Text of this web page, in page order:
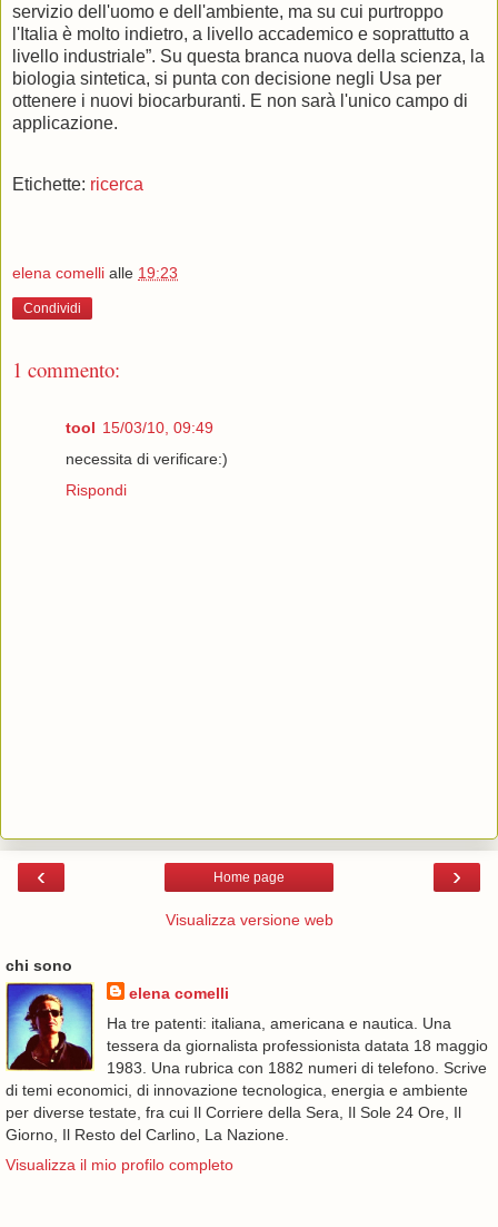
servizio dell'uomo e dell'ambiente, ma su cui purtroppo
l'Italia è molto indietro, a livello accademico e soprattutto a
livello industriale”. Su questa branca nuova della scienza, la
biologia sintetica, si punta con decisione negli Usa per
ottenere i nuovi biocarburanti. E non sarà l'unico campo di
applicazione.
Etichette: ricerca
elena comelli alle 19:23
Condividi
1 commento:
tool 15/03/10, 09:49
necessita di verificare:)
Rispondi
‹ ›
Home page
Visualizza versione web
chi sono
elena comelli
Ha tre patenti: italiana, americana e nautica. Una
tessera da giornalista professionista datata 18 maggio
1983. Una rubrica con 1882 numeri di telefono. Scrive
di temi economici, di innovazione tecnologica, energia e ambiente
per diverse testate, fra cui Il Corriere della Sera, Il Sole 24 Ore, Il
Giorno, Il Resto del Carlino, La Nazione.
Visualizza il mio profilo completo